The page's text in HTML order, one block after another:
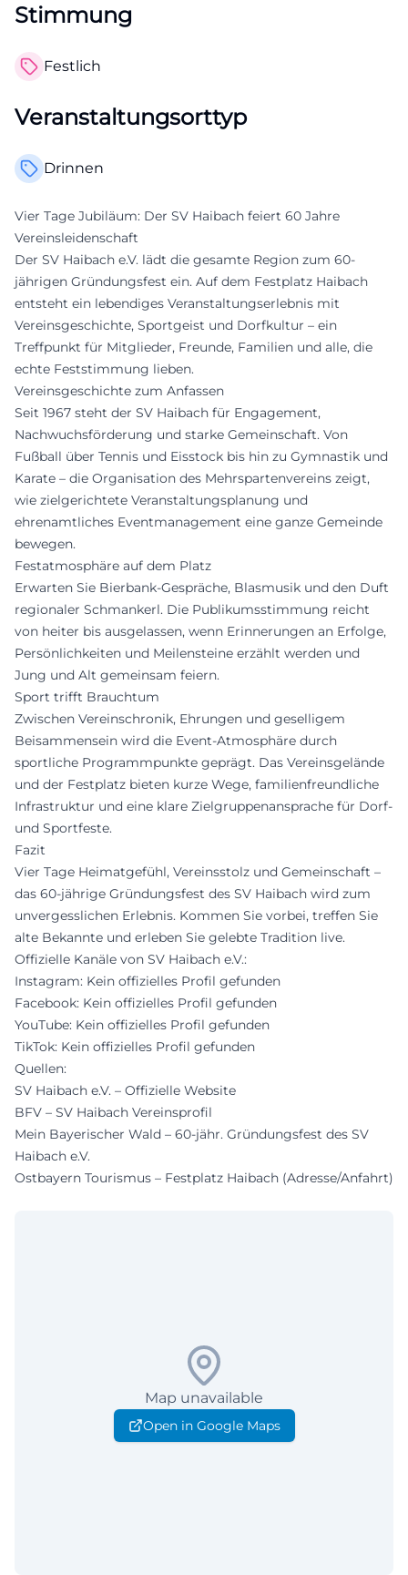
Stimmung
Festlich
Veranstaltungsorttyp
Drinnen
Vier Tage Jubiläum: Der SV Haibach feiert 60 Jahre
Vereinsleidenschaft
Der SV Haibach e.V. lädt die gesamte Region zum 60-
jährigen Gründungsfest ein. Auf dem Festplatz Haibach
entsteht ein lebendiges Veranstaltungserlebnis mit
Vereinsgeschichte, Sportgeist und Dorfkultur – ein
Treffpunkt für Mitglieder, Freunde, Familien und alle, die
echte Feststimmung lieben.
Vereinsgeschichte zum Anfassen
Seit 1967 steht der SV Haibach für Engagement,
Nachwuchsförderung und starke Gemeinschaft. Von
Fußball über Tennis und Eisstock bis hin zu Gymnastik und
Karate – die Organisation des Mehrspartenvereins zeigt,
wie zielgerichtete Veranstaltungsplanung und
ehrenamtliches Eventmanagement eine ganze Gemeinde
bewegen.
Festatmosphäre auf dem Platz
Erwarten Sie Bierbank-Gespräche, Blasmusik und den Duft
regionaler Schmankerl. Die Publikumsstimmung reicht
von heiter bis ausgelassen, wenn Erinnerungen an Erfolge,
Persönlichkeiten und Meilensteine erzählt werden und
Jung und Alt gemeinsam feiern.
Sport trifft Brauchtum
Zwischen Vereinschronik, Ehrungen und geselligem
Beisammensein wird die Event-Atmosphäre durch
sportliche Programmpunkte geprägt. Das Vereinsgelände
und der Festplatz bieten kurze Wege, familienfreundliche
Infrastruktur und eine klare Zielgruppenansprache für Dorf-
und Sportfeste.
Fazit
Vier Tage Heimatgefühl, Vereinsstolz und Gemeinschaft –
das 60-jährige Gründungsfest des SV Haibach wird zum
unvergesslichen Erlebnis. Kommen Sie vorbei, treffen Sie
alte Bekannte und erleben Sie gelebte Tradition live.
Offizielle Kanäle von SV Haibach e.V.:
Instagram: Kein offizielles Profil gefunden
Facebook: Kein offizielles Profil gefunden
YouTube: Kein offizielles Profil gefunden
TikTok: Kein offizielles Profil gefunden
Quellen:
SV Haibach e.V. – Offizielle Website
BFV – SV Haibach Vereinsprofil
Mein Bayerischer Wald – 60-jähr. Gründungsfest des SV
Haibach e.V.
Ostbayern Tourismus – Festplatz Haibach (Adresse/Anfahrt)
Map unavailable
Open in Google Maps